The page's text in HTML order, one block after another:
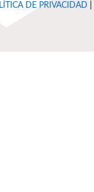
DE PRIVACIDAD